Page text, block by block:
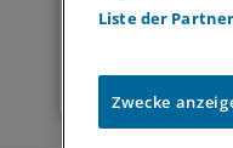
Zugriff
Liste der
Zwecke